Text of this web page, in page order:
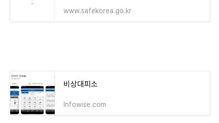
www.safekorea.go.kr
비상대피소
lnfowise.com